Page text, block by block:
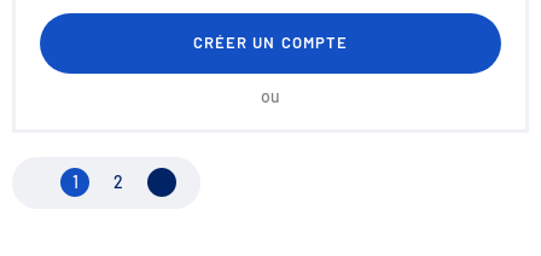
CRÉER UN COMPTE
ou
1 2 Page suivante